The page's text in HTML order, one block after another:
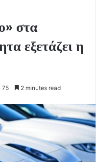
στα
εξετάζει η
75 2 minutes read